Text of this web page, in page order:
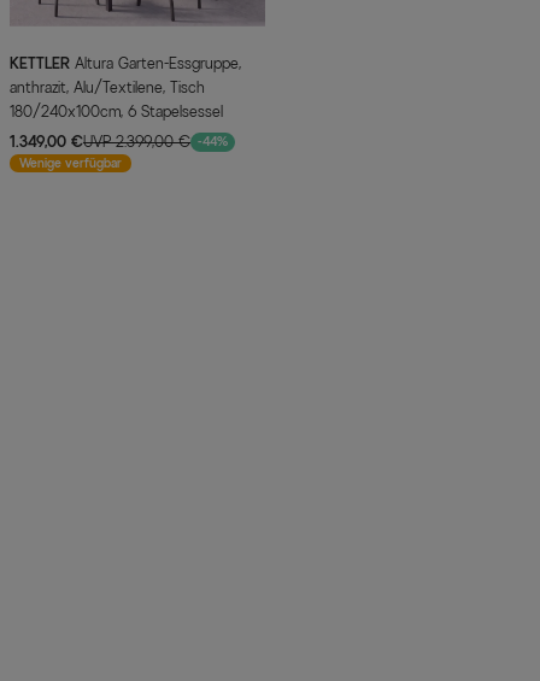
KETTLER
anthrazit, Alu/Textilene, Tisch
180/240x100cm, 6 Stapelsessel
1.349,00 €UVP 2.399,00 € -44%
Wenige verfügbar